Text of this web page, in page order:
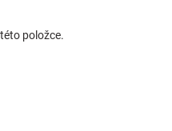
položce.